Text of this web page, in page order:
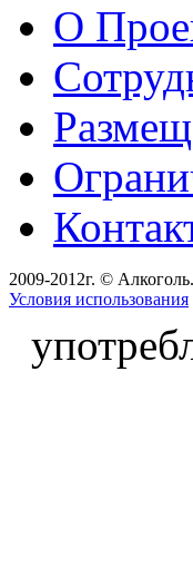
О
2009-2012г. ©
Условия использования